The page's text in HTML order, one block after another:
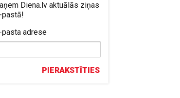
Diena.lv aktuālās ziņas
pastā!
pasta adrese
PIERAKSTĪTIES